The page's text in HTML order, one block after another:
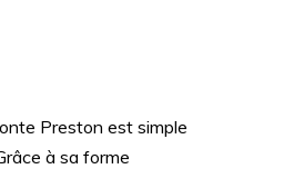
Preston est simple
à sa forme